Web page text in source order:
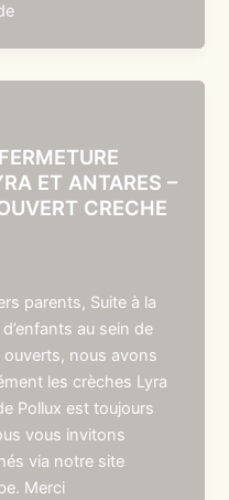
ET ANTARES –
CRECHE
parents, Suite à la
au sein de
ouverts, nous avons
les crèches Lyra
Pollux est toujours
vous invitons
via notre site
Merci